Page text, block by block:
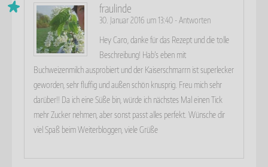
fraulinde
30. Januar 2016 um 13:40 - Antworten
Hey Caro, danke für das Rezept und die tolle
Beschreibung! Hab’s eben mit
Buchweizenmilch ausprobiert und der Kaiserschmarrn ist superlecker
geworden, sehr fluffig und außen schön knusprig. Freu mich sehr
darüber!! Da ich eine Süße bin, würde ich nächstes Mal einen Tick
mehr Zucker nehmen, aber sonst passt alles perfekt. Wünsche dir
viel Spaß beim Weiterbloggen, viele Grüße